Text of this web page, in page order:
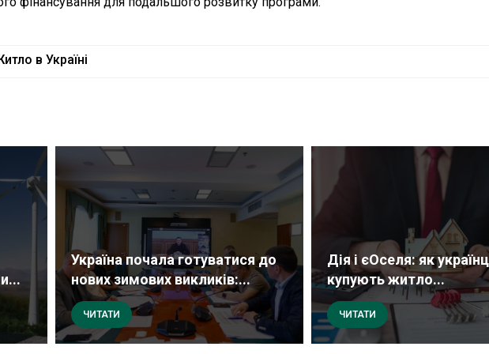
в Україні
Україна почала готуватися до
нових зимових викликів:...
ЧИТАТИ
Дія і єОселя: як
купують житло...
ЧИТАТИ